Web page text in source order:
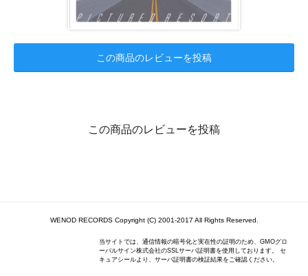
この商品のレビューを投稿
この商品のレビューを投稿
WENOD RECORDS Copyright (C) 2001-2017 All Rights Reserved.
当サイトでは、通信情報の暗号化と実在性の証明のため、GMOグロ
ーバルサイン株式会社のSSLサーバ証明書を使用しております。 セ
キュアシールより、サーバ証明書の検証結果をご確認ください。